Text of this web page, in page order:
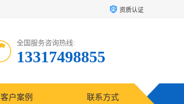
资质认证
全国服务咨询热线:
13317498855
客户案例 联系方式